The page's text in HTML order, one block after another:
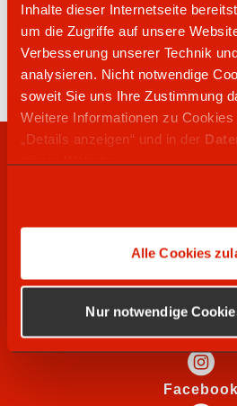
Inhalte dieser Internetseite
um die Zugriffe auf unsere
Verbesserung unserer Technik
analysieren. Nicht notwendige
soweit Sie uns Ihre Zustimmung
Weitere Informationen zu
„Details anzeigen“ und in der
dieser Website.
Alle Cookies
Nur notwendige
039999 71684
Erlenweg 41
17129
Tutow
RECHTLICHES
WIR SUCHEN
SOCIAL MEDIA
Facebook